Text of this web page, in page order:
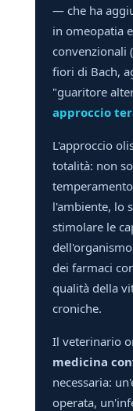
— che ha
in omeopatia
convenzionali
fiori di Bach,
"guaritore
approccio
L'approccio
totalità: non
l'ambiente, lo
stimolare le
dei farmaci
qualità della
croniche.
Il veterinario
medicina
necessaria:
operata,